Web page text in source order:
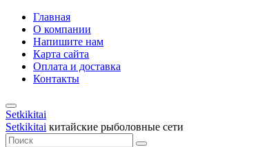
Главная
О компании
Напишите нам
Карта сайта
Оплата и доставка
Контакты
Setkikitai
Setkikitai китайские рыболовные сети